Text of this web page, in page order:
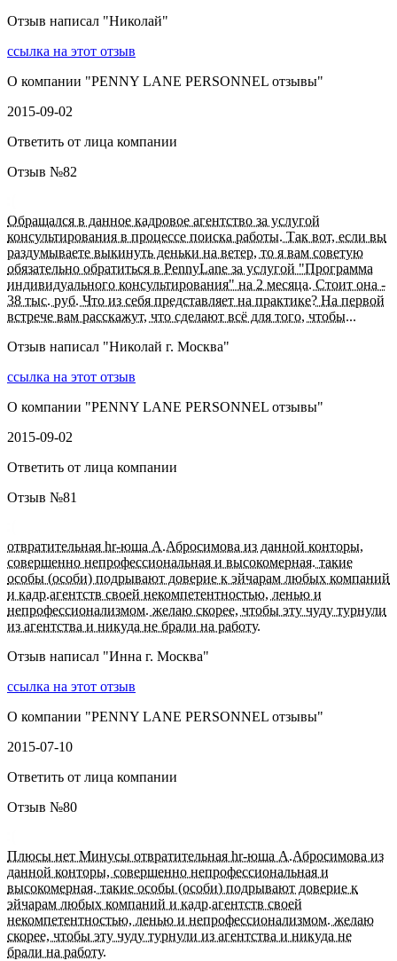
Отзыв написал "Николай"
ссылка на этот отзыв
О компании "PENNY LANE PERSONNEL отзывы"
2015-09-02
Ответить от лица компании
Отзыв №82
Обращался в данное кадровое агентство за услугой
консультирования в процессе поиска работы. Так вот, если вы
раздумываете выкинуть деньки на ветер, то я вам советую
обязательно обратиться в PennyLane за услугой "Программа
индивидуального консультирования" на 2 месяца. Стоит она -
38 тыс. руб. Что из себя представляет на практике? На первой
встрече вам расскажут, что сделают всё для того, чтобы...
Отзыв написал "Николай г. Москва"
ссылка на этот отзыв
О компании "PENNY LANE PERSONNEL отзывы"
2015-09-02
Ответить от лица компании
Отзыв №81
отвратительная hr-юша А.Абросимова из данной конторы,
совершенно непрофессиональная и высокомерная. такие
особы (особи) подрывают доверие к эйчарам любых компаний
и кадр.агентств своей некомпетентностью, ленью и
непрофессионализмом. желаю скорее, чтобы эту чуду турнули
из агентства и никуда не брали на работу.
Отзыв написал "Инна г. Москва"
ссылка на этот отзыв
О компании "PENNY LANE PERSONNEL отзывы"
2015-07-10
Ответить от лица компании
Отзыв №80
Плюсы нет Минусы отвратительная hr-юша А.Абросимова из
данной конторы, совершенно непрофессиональная и
высокомерная. такие особы (особи) подрывают доверие к
эйчарам любых компаний и кадр.агентств своей
некомпетентностью, ленью и непрофессионализмом. желаю
скорее, чтобы эту чуду турнули из агентства и никуда не
брали на работу.